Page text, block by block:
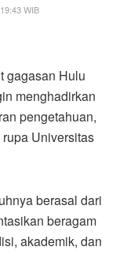
WIB
gagasan Hulu
menghadirkan
pengetahuan,
Universitas
berasal dari
beragam
akademik, dan